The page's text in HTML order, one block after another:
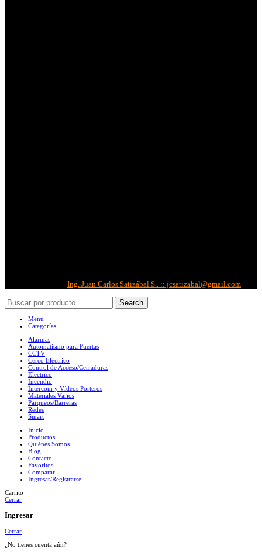
Ing. Juan Carlos Satizábal S.. :: jcsatizabal@gmail.com
Search
Menu
Categorías
Alarmas
Automatismo para Puertas
CCTV
Cerco Eléctrico
Control de Acceso/Cerraduras
Electrico
Incendio
Intercom y Vídeos Porteros
Materiales Varios
Parqueos/Barreras
Redes
Smart
Inicio
Productos
Quiénes Somos
Blog
Contacto
Favoritos
Comparar
Ingresar/Registrarse
Carrito
Cerrar
Ingresar
Cerrar
¿No tienes cuenta aún?